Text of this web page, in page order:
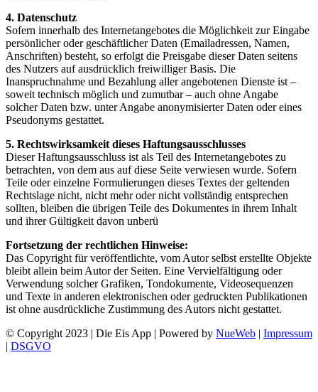
4. Datenschutz
Sofern innerhalb des Internetangebotes die Möglichkeit zur Eingabe
persönlicher oder geschäftlicher Daten (Emailadressen, Namen,
Anschriften) besteht, so erfolgt die Preisgabe dieser Daten seitens
des Nutzers auf ausdrücklich freiwilliger Basis. Die
Inanspruchnahme und Bezahlung aller angebotenen Dienste ist –
soweit technisch möglich und zumutbar – auch ohne Angabe
solcher Daten bzw. unter Angabe anonymisierter Daten oder eines
Pseudonyms gestattet.
5. Rechtswirksamkeit dieses Haftungsausschlusses
Dieser Haftungsausschluss ist als Teil des Internetangebotes zu
betrachten, von dem aus auf diese Seite verwiesen wurde. Sofern
Teile oder einzelne Formulierungen dieses Textes der geltenden
Rechtslage nicht, nicht mehr oder nicht vollständig entsprechen
sollten, bleiben die übrigen Teile des Dokumentes in ihrem Inhalt
und ihrer Gültigkeit davon unberü
Fortsetzung der rechtlichen Hinweise:
Das Copyright für veröffentlichte, vom Autor selbst erstellte Objekte
bleibt allein beim Autor der Seiten. Eine Vervielfältigung oder
Verwendung solcher Grafiken, Tondokumente, Videosequenzen
und Texte in anderen elektronischen oder gedruckten Publikationen
ist ohne ausdrückliche Zustimmung des Autors nicht gestattet.
© Copyright 2023 | Die Eis App | Powered by NueWeb | Impressum
| DSGVO